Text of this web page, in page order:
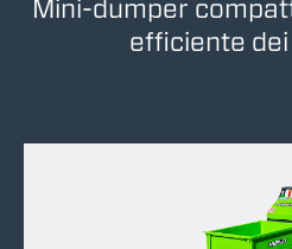
Mini-dumper
efficiente